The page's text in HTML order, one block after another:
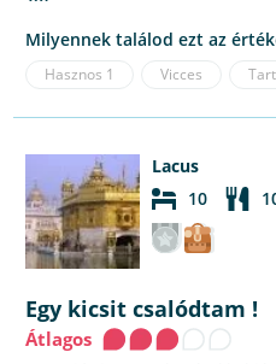
Milyennek találod ezt az
Hasznos 1 Vicces
Lacus
10
Egy kicsit csalódtam !
Átlagos